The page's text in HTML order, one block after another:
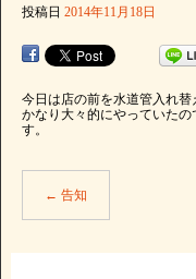
投稿日 2014年11月18日
今日は店の前を水道管入れ替
かなり大々的にやっていた
す。
← 告知